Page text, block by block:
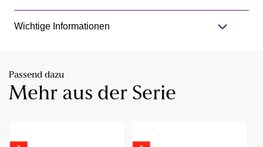
Wichtige Informationen
Passend dazu
Mehr aus der Serie